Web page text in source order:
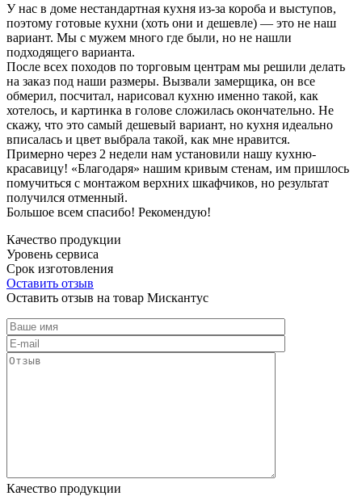
У нас в доме нестандартная кухня из-за короба и выступов,
поэтому готовые кухни (хоть они и дешевле) — это не наш
вариант. Мы с мужем много где были, но не нашли
подходящего варианта.
После всех походов по торговым центрам мы решили делать
на заказ под наши размеры. Вызвали замерщика, он все
обмерил, посчитал, нарисовал кухню именно такой, как
хотелось, и картинка в голове сложилась окончательно. Не
скажу, что это самый дешевый вариант, но кухня идеально
вписалась и цвет выбрала такой, как мне нравится.
Примерно через 2 недели нам установили нашу кухню-
красавицу! «Благодаря» нашим кривым стенам, им пришлось
помучиться с монтажом верхних шкафчиков, но результат
получился отменный.
Большое всем спасибо! Рекомендую!
Качество продукции
Уровень сервиса
Срок изготовления
Оставить отзыв
Оставить отзыв на товар Мискантус
Качество продукции